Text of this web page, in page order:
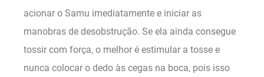
acionar o Samu imediatamente e iniciar as
manobras de desobstrução. Se ela ainda consegue
tossir com força, o melhor é estimular a tosse e
nunca colocar o dedo às cegas na boca, pois isso